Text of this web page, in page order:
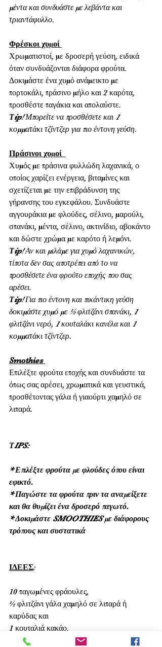
μέντα και συνδυάστε με λεβάντα και
τριαντάφυλλο.
Φρέσκοι χυμοί
Χρωματιστοί, με δροσερή γεύση, ειδικά
όταν συνδυάζονται διάφορα φρούτα.
Δοκιμάστε ένα χυμό ανάμεικτο με
πορτοκάλι, πράσινο μήλο και 2 καρότα,
προσθέστε παγάκια και απολαύστε.
Τip! Μπορείτε να προσθέσετε και 1
κομματάκι τζίντζερ για πιο έντονη γεύση.
Πράσινοι χυμοί
Χυμός με πράσινα φυλλώδη λαχανικά, ο
οποίος χαρίζει ενέργεια, βιταμίνες και
σχετίζεται με την επιβράδυνση της
γήρανσης του εγκεφάλου. Συνδυάστε
αγγουράκια με φλούδες, σέλινο, μαρούλι,
σπανάκι, μέντα, σέλινο, ακτινίδιο, αβοκάντο
και δώστε χρώμα με καρότο ή λεμόνι.
Τip! Αν και μιλάμε για χυμό λαχανικών,
τίποτα δεν σας αποτρέπει από το να
προσθέσετε ένα φρούτο εποχής που σας
αρέσει.
Τip! Για πιο έντονη και πικάντικη γεύση
δοκιμάστε χυμό με ½ φλιτζάνι σπανάκι, 1
φλιτζάνι νερό, 1 κουταλάκι κανέλα και 1
κομματάκι τζίντζερ.
Smothies
Επιλέξτε φρούτα εποχής και συνδυάστε τα
όπως σας αρέσει, χρωματικά και γευστικά,
προσθέτοντας γάλα ή γιαούρτι χαμηλό σε
λιπαρά.
ΤIPS:
* Επιλέξτε φρούτα με φλούδες όπου είναι
εφικτό.
* Παγώστε τα φρούτα πριν τα αναμείξετε
και θα θυμίζει ένα δροσερό παγωτό.
* Δοκιμάστε SMOOTHIES με διάφορους
τρόπους και συστατικά
ΙΔΕΕΣ:
10 παγωμένες φράουλες,
½ φλιτζάνι γάλα χαμηλό σε λιπαρά ή
καρύδας και
1 κουταλιά κακάο.